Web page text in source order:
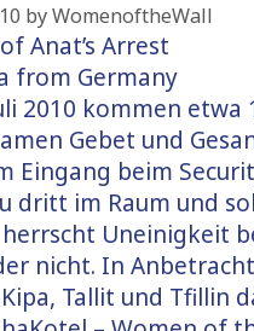
byWomenoftheWall
Anat’s Arrest
from Germany
2010 kommen
Gebet und
Eingang beim
dritt im Raum und
herrscht Uneinigkeit
nicht. In
Tallit und Tfillin